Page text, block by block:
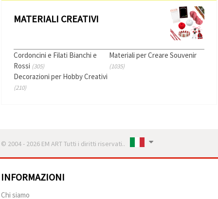
MATERIALI CREATIVI
Cordoncini e Filati Bianchi e
Rossi (305)
Materiali per Creare Souvenir
(1035)
Decorazioni per Hobby Creativi
(210)
© 2004 - 2026 EM ART Tutti i diritti riservati..
INFORMAZIONI
Chi siamo